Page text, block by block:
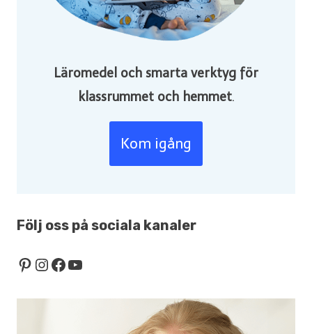
Läromedel och smarta verktyg för
klassrummet och hemmet.
Kom igång
Följ oss på sociala kanaler
Pinterest
Instagram
Facebook
YouTube